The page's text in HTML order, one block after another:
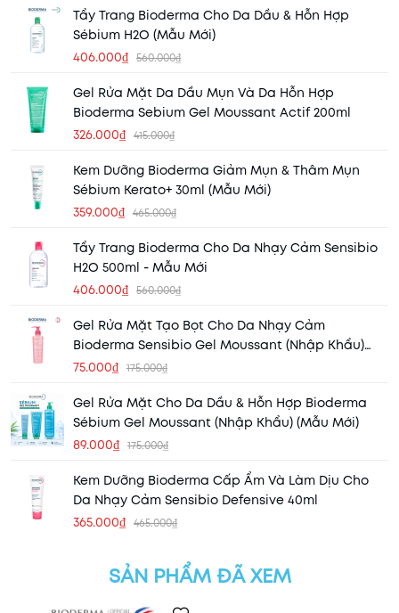
Tẩy Trang Bioderma Cho Da Dầu & Hỗn Hợp
Sébium H2O (Mẫu Mới)
406.000₫ 560.000₫
Gel Rửa Mặt Da Dầu Mụn Và Da Hỗn Hợp
Bioderma Sebium Gel Moussant Actif 200ml
326.000₫ 415.000₫
Kem Dưỡng Bioderma Giảm Mụn & Thâm Mụn
Sébium Kerato+ 30ml (Mẫu Mới)
359.000₫ 465.000₫
Tẩy Trang Bioderma Cho Da Nhạy Cảm Sensibio
H2O 500ml - Mẫu Mới
406.000₫ 560.000₫
Gel Rửa Mặt Tạo Bọt Cho Da Nhạy Cảm
Bioderma Sensibio Gel Moussant (Nhập Khẩu)
(Mẫu Mới)
75.000₫ 175.000₫
Gel Rửa Mặt Cho Da Dầu & Hỗn Hợp Bioderma
Sébium Gel Moussant (Nhập Khẩu) (Mẫu Mới)
89.000₫ 175.000₫
Kem Dưỡng Bioderma Cấp Ẩm Và Làm Dịu Cho
Da Nhạy Cảm Sensibio Defensive 40ml
365.000₫ 465.000₫
SẢN PHẨM ĐÃ XEM